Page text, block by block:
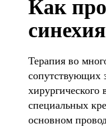
Как
Терапия во
сопутствующих
специальных
основном